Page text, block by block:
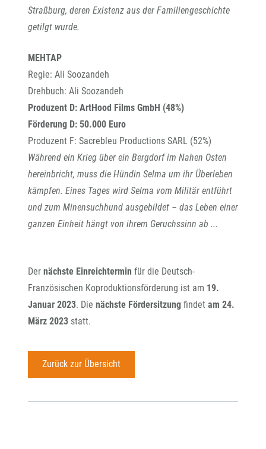
Straßburg, deren Existenz aus der Familiengeschichte
getilgt wurde.
MEHTAP
Regie: Ali Soozandeh
Drehbuch: Ali Soozandeh
Produzent D: ArtHood Films GmbH (48%)
Förderung D: 50.000 Euro
Produzent F: Sacrebleu Productions SARL (52%)
Während ein Krieg über ein Bergdorf im Nahen Osten
hereinbricht, muss die Hündin Selma um ihr Überleben
kämpfen. Eines Tages wird Selma vom Militär entführt
und zum Minensuchhund ausgebildet – das Leben einer
ganzen Einheit hängt von ihrem Geruchssinn ab ...
Der nächste Einreichtermin für die Deutsch-
Französischen Koproduktionsförderung ist am 19.
Januar 2023. Die nächste Fördersitzung findet am 24.
März 2023 statt.
Zurück zur Übersicht